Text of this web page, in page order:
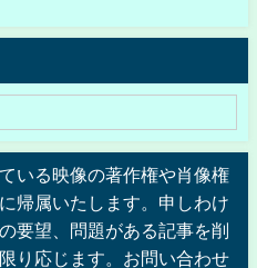
いる映像の著作権や肖像権
帰属いたします。申しわけ
要望、問題がある記事を削
り応じます。お問い合わせ